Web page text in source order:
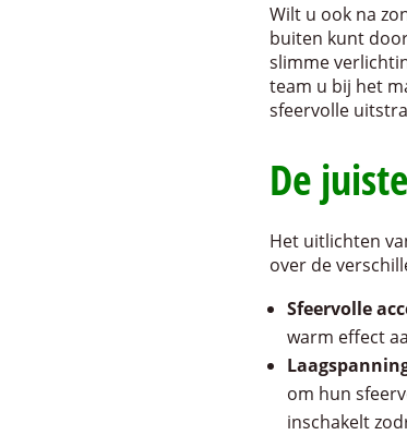
Wilt u ook na
buiten kunt
slimme
team u bij het
sfeervolle
De
Het uitlichten
over de
Sfeervolle
warm effect
om hun
inschakelt